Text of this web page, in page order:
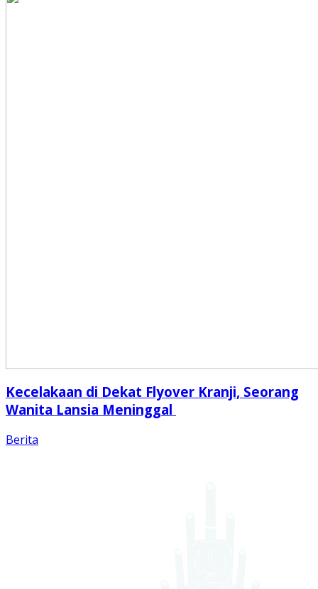
Kecelakaan di Dekat Flyover Kranji, Seorang
Wanita Lansia Meninggal
Berita